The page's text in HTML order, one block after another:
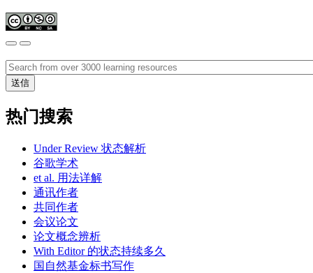
热门搜索
Under Review 状态解析
谷歌学术
et al. 用法详解
通讯作者
共同作者
会议论文
论文概念辨析
With Editor 的状态持续多久
国自然基金标书写作